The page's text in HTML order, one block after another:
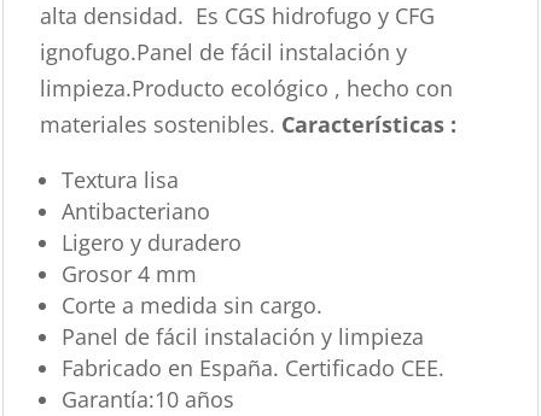
alta densidad. Es CGS hidrofugo y CFG
ignofugo.Panel de fácil instalación y
limpieza.Producto ecológico , hecho con
materiales sostenibles. Características :
Textura lisa
Antibacteriano
Ligero y duradero
Grosor 4 mm
Corte a medida sin cargo.
Panel de fácil instalación y limpieza
Fabricado en España. Certificado CEE.
Garantía:10 años